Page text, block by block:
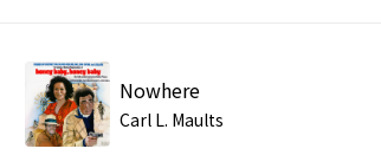
Nowhere
Carl L. Maults